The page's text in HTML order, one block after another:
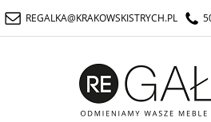
REGALKA@KRAKOWSKISTRYCH.PL